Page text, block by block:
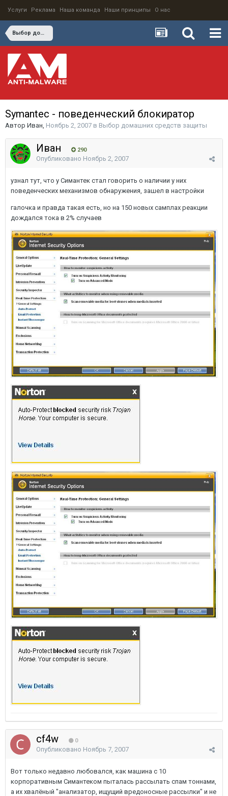
Услуги Реклама Наша команда Наши принципы О нас
Выбор домашних средств защиты
Symantec - поведенческий блокиратор
Автор Иван, Ноябрь 2, 2007 в Выбор домашних средств защиты
Иван 290
Опубликовано Ноябрь 2, 2007
узнал тут, что у Симантек стал говорить о наличии у них
поведенческих механизмов обнаружения, зашел в настройки
галочка и правда такая есть, но на 150 новых самплах реакции
дождался тока в 2% случаев
cf4w 0
Опубликовано Ноябрь 7, 2007
Вот только недавно любовался, как машина с 10
корпоративным Симантеком пыталась рассылать спам тоннами,
а их хвалёный "анализатор, ищущий вредоносные рассылки" и не